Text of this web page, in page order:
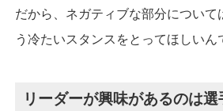
だから、ネガティブな部分について
う冷たいスタンスをとってほしいん
リーダーが興味があるのは